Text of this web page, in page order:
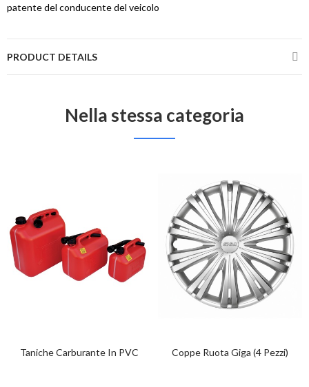
patente del conducente del veicolo
PRODUCT DETAILS
Nella stessa categoria
Taniche Carburante In PVC Coppe Ruota Giga (4 Pezzi)